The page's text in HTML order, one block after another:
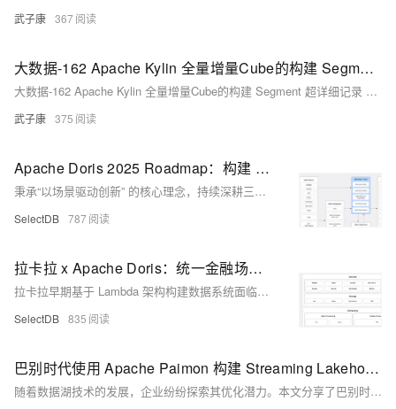
武子康 367
大数据-162 Apache Kylin 全量增量Cube的构建 Segment 超详细记录 多图
大数据-162 Apache Kylin 全量增量Cube的构建 Segment 超详细记录 多图
武子康 375
Apache Doris 2025 Roadmap：构建 GenAI 时代实时高效统一的数据底座
秉承“以场景驱动创新” 的核心理念，持续深耕三大核心场景的关键能力，并对大模型 GenAI 场景的融合应用进行重点投入，为智能时代构建实时、高效、统一的数据底座。
SelectDB 787
拉卡拉 x Apache Doris：统一金融场景 OLAP 引擎，查询提速 15 倍，资源直降 52%
拉卡拉早期基于 Lambda 架构构建数据系统面临存储成本高、实时写入性能差、复杂查询耗时久、组件维护复杂等问题。为此，拉卡拉选择使用 Apache Doris 替换 Elasticsearch、Hive、Hbase、TiDB、Oracle / MySQL 等组件，实现了 OLAP 引擎的统一、查询性能提升 15 倍、资源减少 52% 的显著成效。
SelectDB 835
巴别时代使用 Apache Paimon 构建 Streaming Lakehouse 的实践
随着数据湖技术的发展，企业纷纷探索其优化潜力。本文分享了巴别时代使用 Apache Paimon 构建 Streaming Lakehouse 的实践。Paimon 支持流式和批处理，提供高性能、统一的数据访问和流批一体的优势。通过示例代码和实践经验，展示了如何高效处理实时数据，解决了数据一致性和故障恢复等挑战。